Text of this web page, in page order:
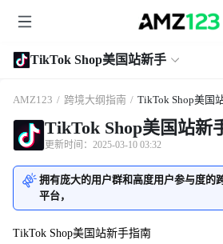
TikTok Shop美国站新手
AMZ123 / 跨境大纲指南 / TikTok Shop美国
TikTok Shop美国站新
更新时间：2025-03-10 03:32
拥有庞大的用户群和高度用户参与度的
平台，
TikTok Shop美国站新手指南